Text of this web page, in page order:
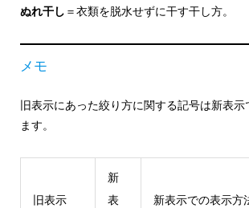
ぬれ干し ＝衣類を脱水せずに干す干し方。
メモ
旧表示にあった絞り方に関する記号は新表
ます。
旧表示
新
表
新表示での表示方